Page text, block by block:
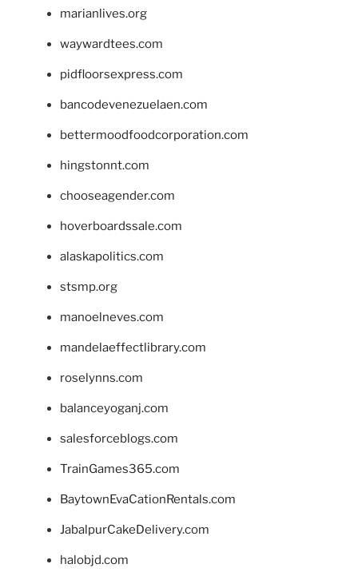
marianlives.org
waywardtees.com
pidfloorsexpress.com
bancodevenezuelaen.com
bettermoodfoodcorporation.com
hingstonnt.com
chooseagender.com
hoverboardssale.com
alaskapolitics.com
stsmp.org
manoelneves.com
mandelaeffectlibrary.com
roselynns.com
balanceyoganj.com
salesforceblogs.com
TrainGames365.com
BaytownEvaCationRentals.com
JabalpurCakeDelivery.com
halobjd.com